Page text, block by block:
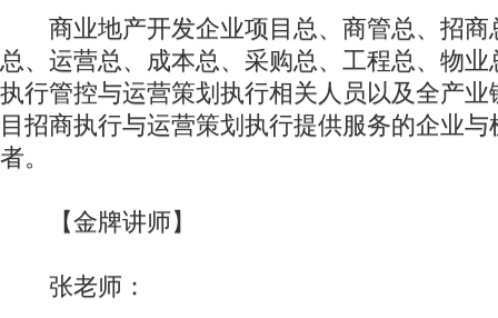
商业地产开发企业项目总、商管总、招商
总、运营总、成本总、采购总、工程总、物
执行管控与运营策划执行相关人员以及全产
目招商执行与运营策划执行提供服务的企业
者。
【金牌讲师】
张老师：